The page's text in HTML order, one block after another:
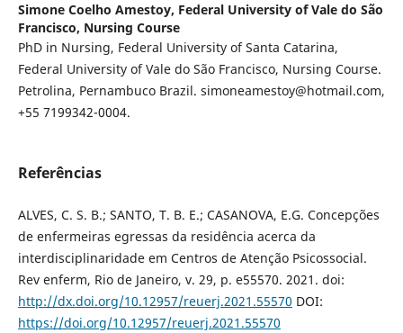
Simone Coelho Amestoy, Federal University of Vale do São
Francisco, Nursing Course
PhD in Nursing, Federal University of Santa Catarina,
Federal University of Vale do São Francisco, Nursing Course.
Petrolina, Pernambuco Brazil. simoneamestoy@hotmail.com,
+55 7199342-0004.
Referências
ALVES, C. S. B.; SANTO, T. B. E.; CASANOVA, E.G. Concepções
de enfermeiras egressas da residência acerca da
interdisciplinaridade em Centros de Atenção Psicossocial.
Rev enferm, Rio de Janeiro, v. 29, p. e55570. 2021. doi:
http://dx.doi.org/10.12957/reuerj.2021.55570 DOI:
https://doi.org/10.12957/reuerj.2021.55570